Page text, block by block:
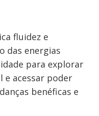
fluidez e
das energias
para explorar
e acessar poder
benéficas e